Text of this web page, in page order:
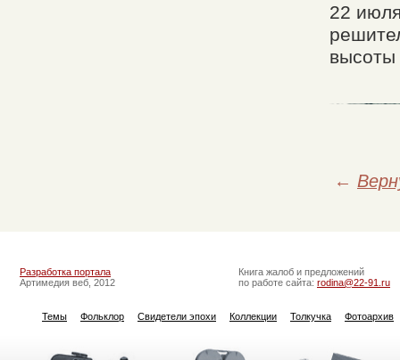
22
высоты
←
Разработка портала
Артимедия веб, 2012
Книга жалоб и предложений
по работе сайта: rodina@22-91.ru
Темы Фольклор Свидетели эпохи Коллекции Толкучка Фотоархив